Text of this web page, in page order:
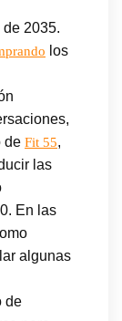
2035.
los
de Fit 55,
las
En las
algunas
de